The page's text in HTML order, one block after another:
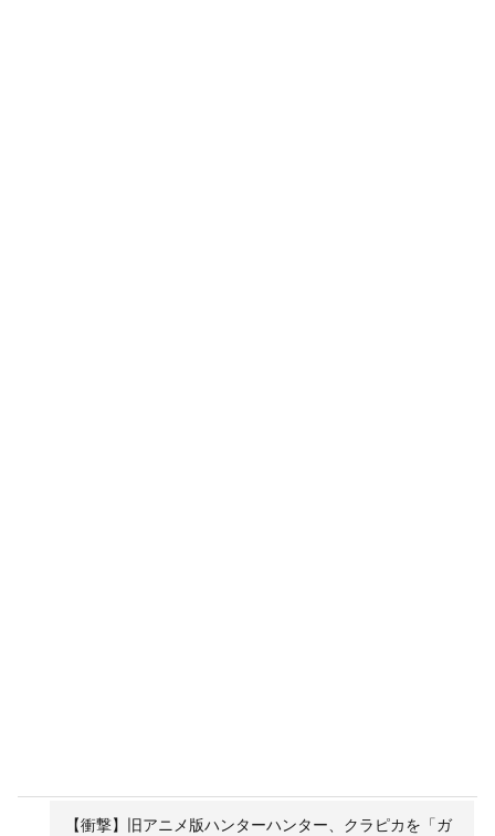
【衝撃】旧アニメ版ハンターハンター、クラピカを「ガ